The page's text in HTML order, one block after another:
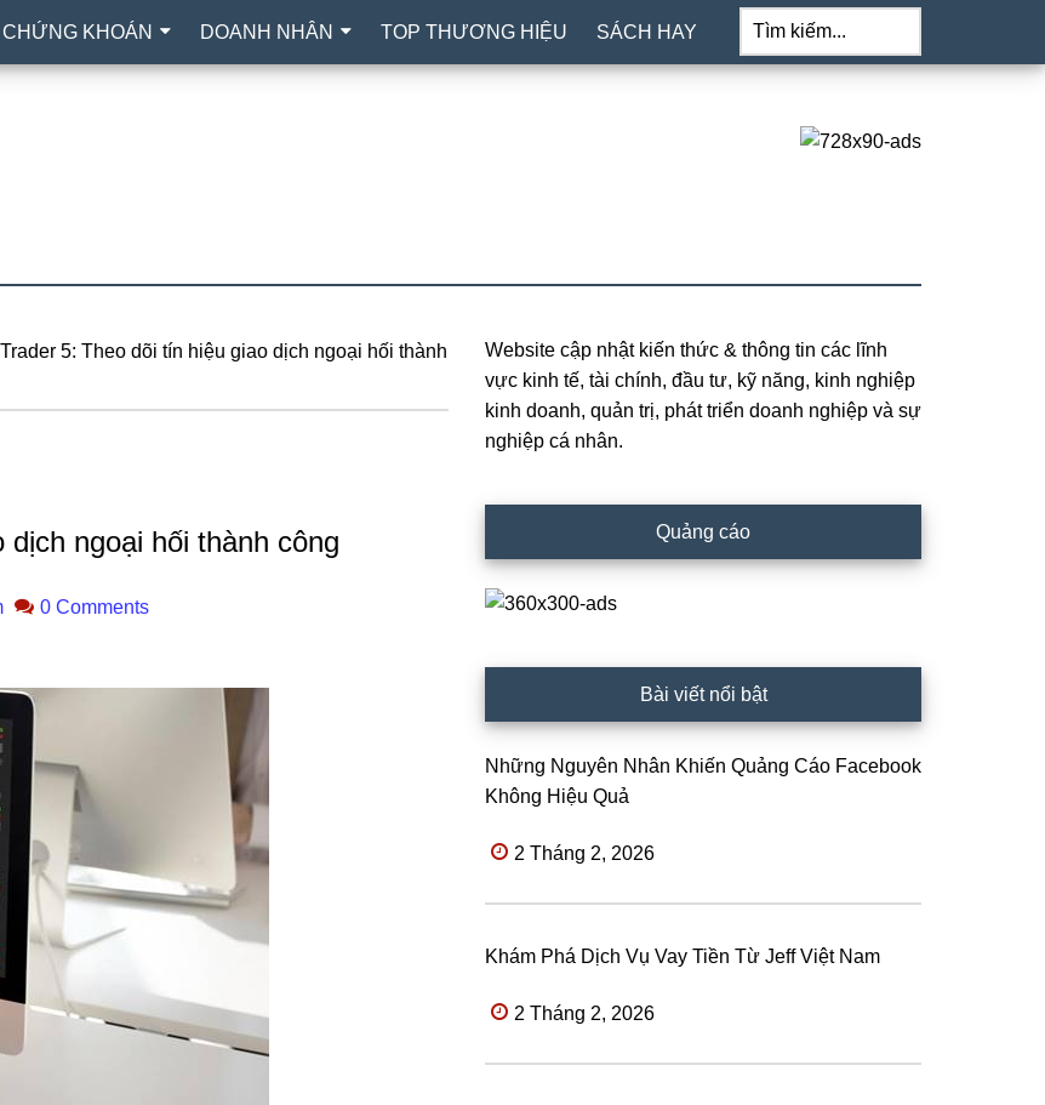
CHỨNG KHOÁN DOANH NHÂN TOP THƯƠNG HIỆU SÁCH HAY
Tìm
kiếm...
5: Theo dõi tín hiệu giao dịch ngoại hối thành
ngoại hối thành công
0 Comments
Primary
Sidebar
Website cập nhật kiến thức & thông tin các lĩnh
vực kinh tế, tài chính, đầu tư, kỹ năng, kinh nghiệp
kinh doanh, quản trị, phát triển doanh nghiệp và sự
nghiệp cá nhân.
Quảng cáo
Bài viết nổi bật
Những Nguyên Nhân Khiến Quảng Cáo Facebook
Không Hiệu Quả
2 Tháng 2, 2026
Khám Phá Dịch Vụ Vay Tiền Từ Jeff Việt Nam
2 Tháng 2, 2026